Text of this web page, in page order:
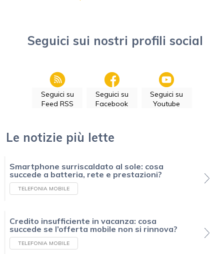
Seguici sui nostri profili social
Seguici su
Feed RSS
Seguici su
Facebook
Seguici su
Youtube
Le notizie più lette
Smartphone surriscaldato al sole: cosa
succede a batteria, rete e prestazioni?
TELEFONIA MOBILE
Credito insufficiente in vacanza: cosa
succede se l’offerta mobile non si rinnova?
TELEFONIA MOBILE